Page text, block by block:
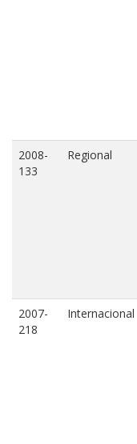
2008-
133
Regional
2007-
218
Internacional